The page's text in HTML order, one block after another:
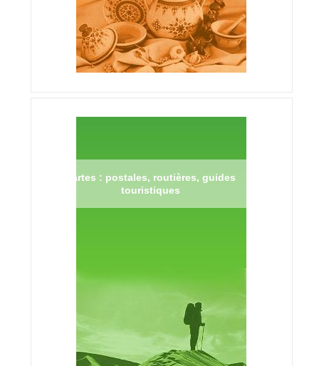
Cartes : postales, routières, guides
touristiques